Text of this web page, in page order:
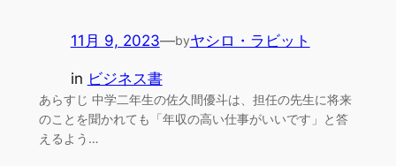
11月 9, 2023—byヤシロ・ラビット
in ビジネス書
あらすじ 中学二年生の佐久間優斗は、担任の先生に将来
のことを聞かれても「年収の高い仕事がいいです」と答
えるよう…